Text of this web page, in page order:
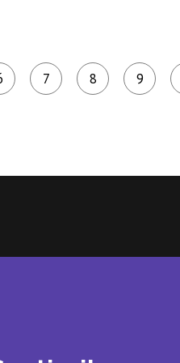
7 8 9